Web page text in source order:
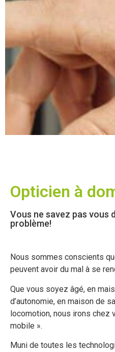
Opticien à
Vous ne savez pas vous
problème!
Nous sommes conscients
peuvent avoir du mal à se
Que vous soyez âgé, en
d’autonomie, en maison de
locomotion, nous irons chez
mobile ».
Muni de toutes les